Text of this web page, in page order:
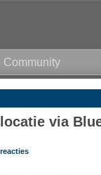
Community
via
reacties